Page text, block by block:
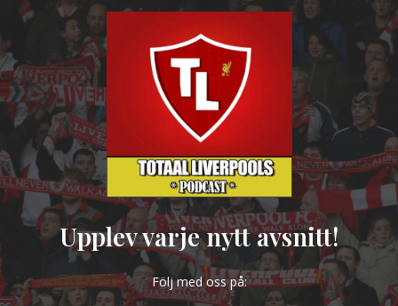
Upplev varje nytt avsnitt!
Följ med oss på: